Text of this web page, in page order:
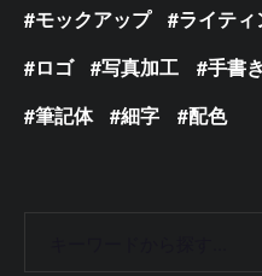
モックアップ
ライティ
ロゴ
写真加工 手書き
筆記体
細字 配色